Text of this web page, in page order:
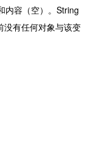
内容（空）。String
没有任何对象与该变